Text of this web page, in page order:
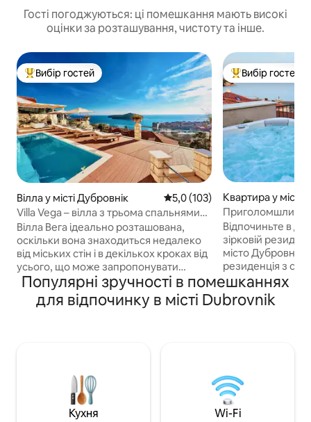
Гості погоджуються: ці помешкання мають високі
оцінки за розташування, чистоту та інше.
Топ вибір гостей
Вибір гостей
Вілла у місті Дубровнік Середня оцінка: 5,0 з 5,
5,0 (103)
Villa Vega – вілла з трьома спальнями
та басейном
Вілла Вега ідеально розташована,
оскільки вона знаходиться недалеко
від міських стін і в декількох кроках від
усього, що може запропонувати
Дубровник, незалежно від того, чи
цікавить вас історичне Старе місто та
його багато пам 'яток, чи купатися на
відкритий басейн та мебльовану
терасу з видом на Адріатичне море, з
якої відкривається захватывающий вид
на історичний Дубровник. Гості можуть
Топ вибір гостей
Вибір гостей
Квартира у місті
Приголомшливі
апартаментах
Відпочиньте в
зірковій
місто
резиденція з
повністю
їдальнею. 3
можуть
розпочатися.
хвилинах ходьби
ви опинитеся на
Популярні зручності в помешканнях
для відпочинку в місті Dubrovnik
Кухня Wi-Fi